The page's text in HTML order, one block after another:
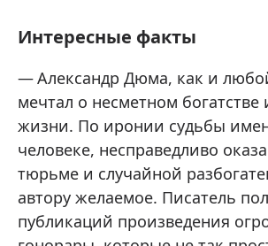
Интересные факты
Александр Дюма, как и
мечтал о несметном
жизни. По иронии судьбы
человеке, несправедливо
тюрьме и случайной
автору желаемое. Писатель
публикаций произведения